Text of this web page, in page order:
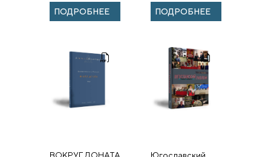
ПОДРОБНЕЕ ПОДРОБНЕЕ
ВОКРУГ ДОНАТА
Югославский